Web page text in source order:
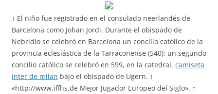
↑ El niño fue registrado en el consulado neerlandés de
Barcelona como Johan Jordi. Durante el obispado de
Nebridio se celebró en Barcelona un concilio católico de la
provincia eclesiástica de la Tarraconense (540); un segundo
concilio católico se celebró en 599, en la catedral, camiseta
inter de milan bajo el obispado de Ugern. ↑
«http://www.iffhs.de Mejor Jugador Europeo del Siglo». ↑